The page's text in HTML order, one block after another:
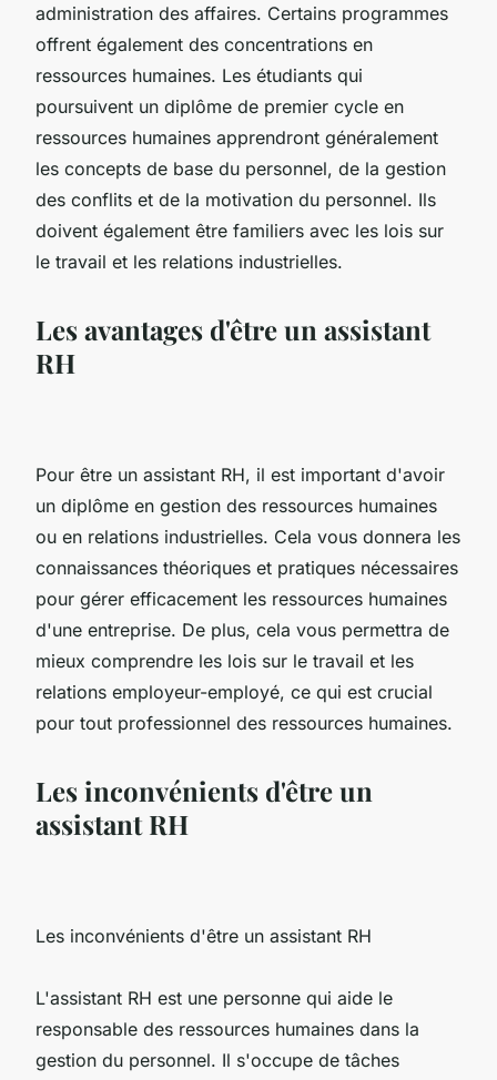
administration des affaires. Certains programmes
offrent également des concentrations en
ressources humaines. Les étudiants qui
poursuivent un diplôme de premier cycle en
ressources humaines apprendront généralement
les concepts de base du personnel, de la gestion
des conflits et de la motivation du personnel. Ils
doivent également être familiers avec les lois sur
le travail et les relations industrielles.
Les avantages d'être un assistant
RH
Pour être un assistant RH, il est important d'avoir
un diplôme en gestion des ressources humaines
ou en relations industrielles. Cela vous donnera les
connaissances théoriques et pratiques nécessaires
pour gérer efficacement les ressources humaines
d'une entreprise. De plus, cela vous permettra de
mieux comprendre les lois sur le travail et les
relations employeur-employé, ce qui est crucial
pour tout professionnel des ressources humaines.
Les inconvénients d'être un
assistant RH
Les inconvénients d'être un assistant RH
L'assistant RH est une personne qui aide le
responsable des ressources humaines dans la
gestion du personnel. Il s'occupe de tâches